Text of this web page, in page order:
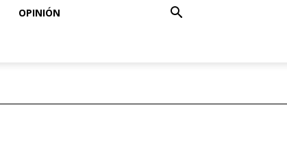
OPINIÓN